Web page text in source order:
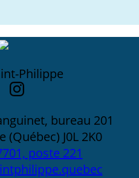
Philippe
bureau 201
(Québec) J0L 2K0
poste 221